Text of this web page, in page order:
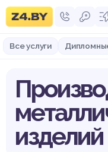
Все услуги
изделий